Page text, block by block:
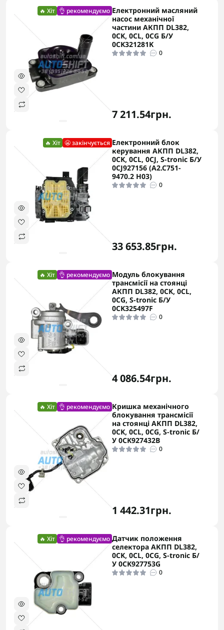
🔥 Хіт 👌 рекомендуємо Електронний масляний
насос механічної
частини АКПП DL382,
0CK, 0CL, 0CG Б/У
0CK321281K
0
7 211.54грн.
🔥 Хіт 😬 закінчується Електронний блок
керування АКПП DL382,
0CK, 0CL, 0CJ, S-tronic Б/У
0CJ927156 (A2.C751-
9470.2 H03)
0
33 653.85грн.
🔥 Хіт 👌 рекомендуємо Модуль блокування
трансмісії на стоянці
АКПП DL382, 0CK, 0CL,
0CG, S-tronic Б/У
0CK325497F
0
4 086.54грн.
🔥 Хіт 👌 рекомендуємо Кришка механічного
блокування трансмісії
на стоянці АКПП DL382,
0CK, 0CL, 0CG, S-tronic Б/
У 0CK927432B
0
1 442.31грн.
🔥 Хіт 👌 рекомендуємо Датчик положення
селектора АКПП DL382,
0CK, 0CL, 0CG, S-tronic Б/
У 0CK927753G
0